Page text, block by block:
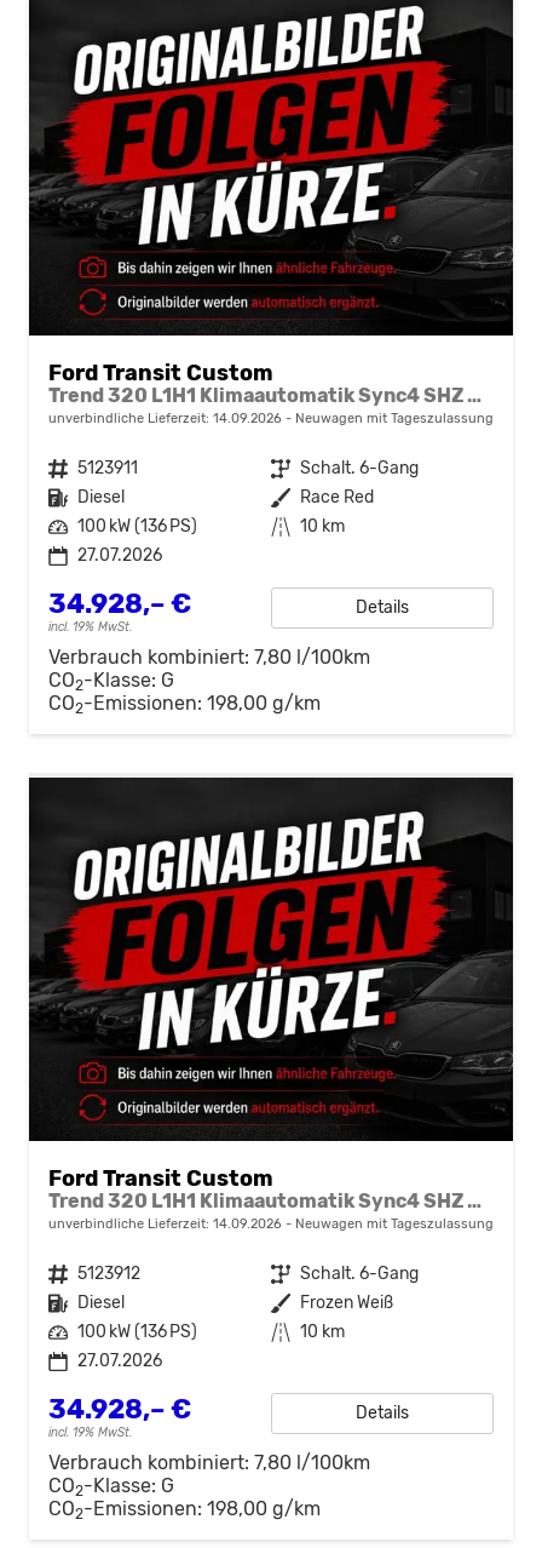
Ford Transit Custom
Trend 320 L1H1 Klimaautomatik Sync4 SHZ 2 x Einparkhilfe Kamera 5JG
unverbindliche Lieferzeit: 14.09.2026 Neuwagen mit Tageszulassung
Fahrzeugnr. 5123911 Getriebe Schalt. 6-Gang
Kraftstoff Diesel Außenfarbe Race Red
Leistung 100 kW (136 PS) Kilometerstand 10 km
27.07.2026
34.928,– €
incl. 19% MwSt.
Details
Verbrauch kombiniert: 7,80 l/100km
CO2-Klasse: G
CO2-Emissionen: 198,00 g/km
Ford Transit Custom
Trend 320 L1H1 Klimaautomatik Sync4 SHZ 2 x Einparkhilfe Kamera 5JG
unverbindliche Lieferzeit: 14.09.2026 Neuwagen mit Tageszulassung
Fahrzeugnr. 5123912 Getriebe Schalt. 6-Gang
Kraftstoff Diesel Außenfarbe Frozen Weiß
Leistung 100 kW (136 PS) Kilometerstand 10 km
27.07.2026
34.928,– €
incl. 19% MwSt.
Details
Verbrauch kombiniert: 7,80 l/100km
CO2-Klasse: G
CO2-Emissionen: 198,00 g/km